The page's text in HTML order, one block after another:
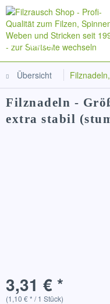
Menü
Übersicht
Filznadeln -
extra stabil
3,31 € *
(1,10 € * / 1 Stück)